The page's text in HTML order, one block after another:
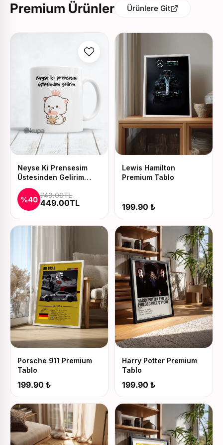
Premium Ürünler Ürünlere Git
Neyse Ki Prensesim
Üstesinden Gelirim
Baskılı Kupa ve Yastık
Seti
%40 749.00TL
449.00TL
Lewis Hamilton
Premium Tablo
199.90 ₺
Porsche 911 Premium
Tablo
199.90 ₺
Harry Potter Premium
Tablo
199.90 ₺